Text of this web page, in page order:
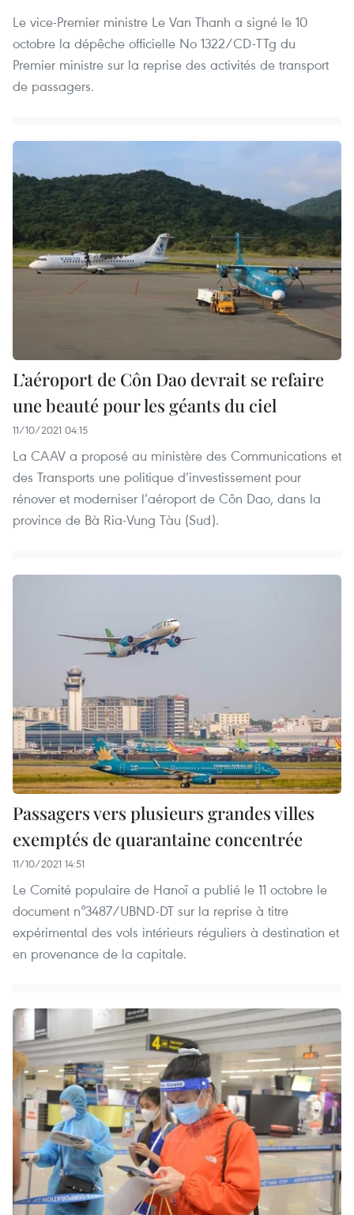
Le vice-Premier ministre Le Van Thanh a signé le 10
octobre la dépêche officielle No 1322/CD-TTg du
Premier ministre sur la reprise des activités de transport
de passagers.
L’aéroport de Côn Dao devrait se refaire
une beauté pour les géants du ciel
11/10/2021 04:15
La CAAV a proposé au ministère des Communications et
des Transports une politique d’investissement pour
rénover et moderniser l’aéroport de Côn Dao, dans la
province de Bà Ria-Vung Tàu (Sud).
Passagers vers plusieurs grandes villes
exemptés de quarantaine concentrée
11/10/2021 14:51
Le Comité populaire de Hanoï a publié le 11 octobre le
document n°3487/UBND-DT sur la reprise à titre
expérimental des vols intérieurs réguliers à destination et
en provenance de la capitale.